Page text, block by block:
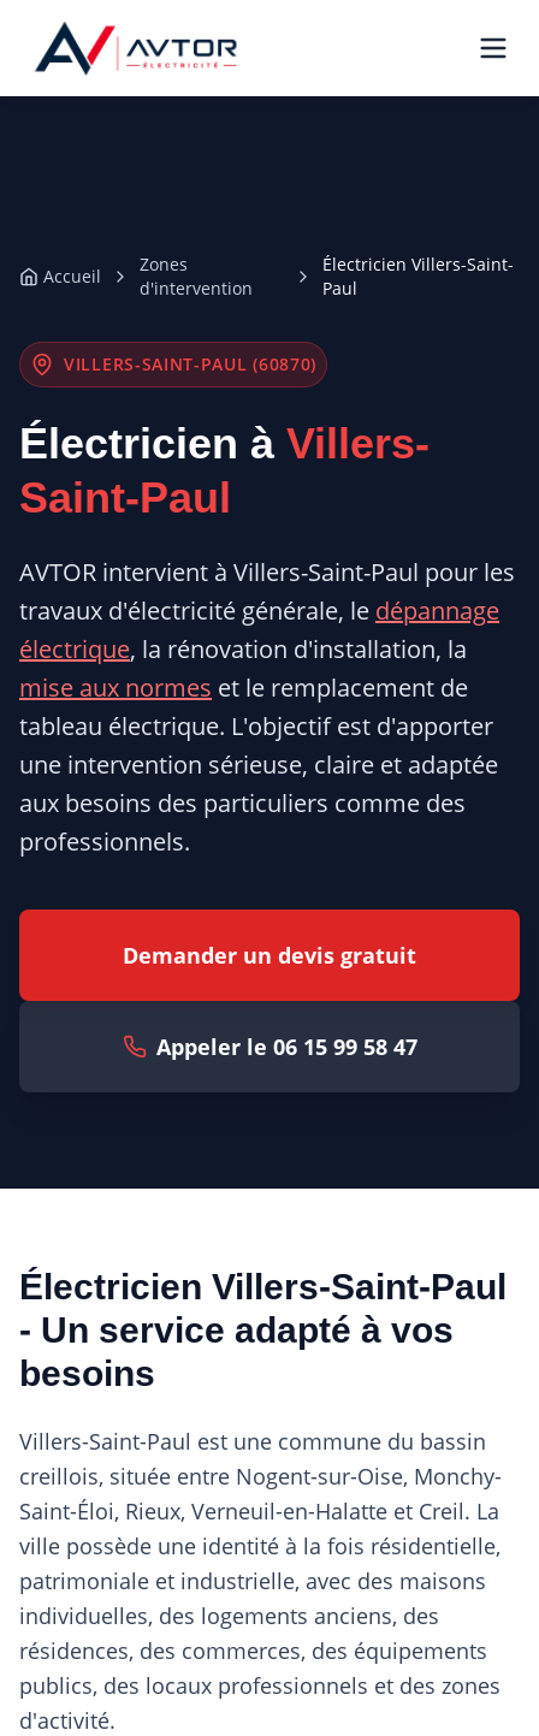
Accueil
Zones
d'intervention
Électricien Villers-Saint-
Paul
VILLERS-SAINT-PAUL (60870)
Électricien à Villers-
Saint-Paul
AVTOR intervient à Villers-Saint-Paul pour les
travaux d'électricité générale, le dépannage
électrique, la rénovation d'installation, la
mise aux normes et le remplacement de
tableau électrique. L'objectif est d'apporter
une intervention sérieuse, claire et adaptée
aux besoins des particuliers comme des
professionnels.
Demander un devis gratuit
Appeler le 06 15 99 58 47
Électricien Villers-Saint-Paul
- Un service adapté à vos
besoins
Villers-Saint-Paul est une commune du bassin
creillois, située entre Nogent-sur-Oise, Monchy-
Saint-Éloi, Rieux, Verneuil-en-Halatte et Creil. La
ville possède une identité à la fois résidentielle,
patrimoniale et industrielle, avec des maisons
individuelles, des logements anciens, des
résidences, des commerces, des équipements
publics, des locaux professionnels et des zones
d'activité.